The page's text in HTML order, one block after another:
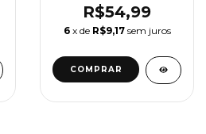
R$54,99
6 x de R$9,17 sem juros